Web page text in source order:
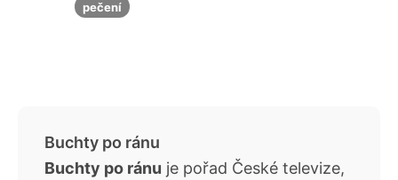
pečení
Buchty po ránu
Buchty po ránu je pořad České televize,